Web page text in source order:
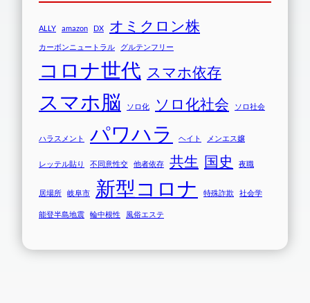
ALLY amazon DX オミクロン株
カーボンニュートラル グルテンフリー
コロナ世代 スマホ依存
スマホ脳 ソロ化 ソロ化社会 ソロ社会
ハラスメント パワハラ ヘイト メンエス嬢
レッテル貼り 不同意性交 他者依存 共生 国史 夜職
居場所 岐阜市 新型コロナ 特殊詐欺 社会学
能登半島地震 輪中根性 風俗エステ